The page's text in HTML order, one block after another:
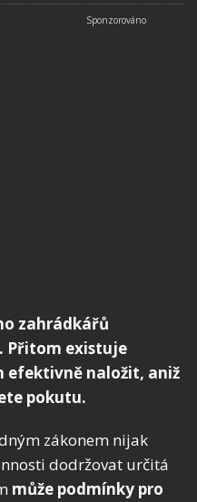
zahrádkářů
Přitom existuje
efektivně naložit, aniž
pokutu.
zákonem nijak
dodržovat určitá
může podmínky pro